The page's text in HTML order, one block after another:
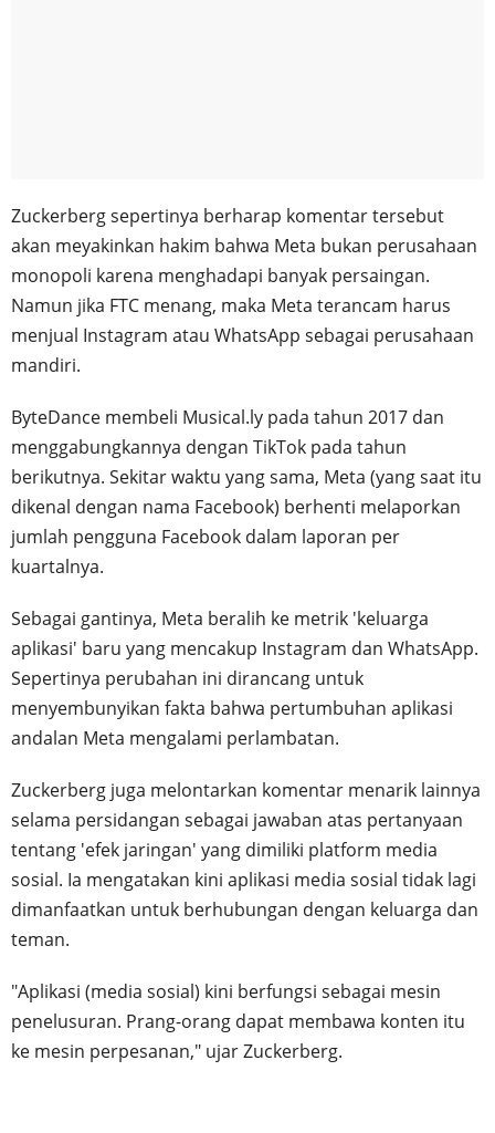
Zuckerberg sepertinya berharap komentar tersebut
akan meyakinkan hakim bahwa Meta bukan perusahaan
monopoli karena menghadapi banyak persaingan.
Namun jika FTC menang, maka Meta terancam harus
menjual Instagram atau WhatsApp sebagai perusahaan
mandiri.
ByteDance membeli Musical.ly pada tahun 2017 dan
menggabungkannya dengan TikTok pada tahun
berikutnya. Sekitar waktu yang sama, Meta (yang saat itu
dikenal dengan nama Facebook) berhenti melaporkan
jumlah pengguna Facebook dalam laporan per
kuartalnya.
Sebagai gantinya, Meta beralih ke metrik 'keluarga
aplikasi' baru yang mencakup Instagram dan WhatsApp.
Sepertinya perubahan ini dirancang untuk
menyembunyikan fakta bahwa pertumbuhan aplikasi
andalan Meta mengalami perlambatan.
Zuckerberg juga melontarkan komentar menarik lainnya
selama persidangan sebagai jawaban atas pertanyaan
tentang 'efek jaringan' yang dimiliki platform media
sosial. Ia mengatakan kini aplikasi media sosial tidak lagi
dimanfaatkan untuk berhubungan dengan keluarga dan
teman.
"Aplikasi (media sosial) kini berfungsi sebagai mesin
penelusuran. Prang-orang dapat membawa konten itu
ke mesin perpesanan," ujar Zuckerberg.